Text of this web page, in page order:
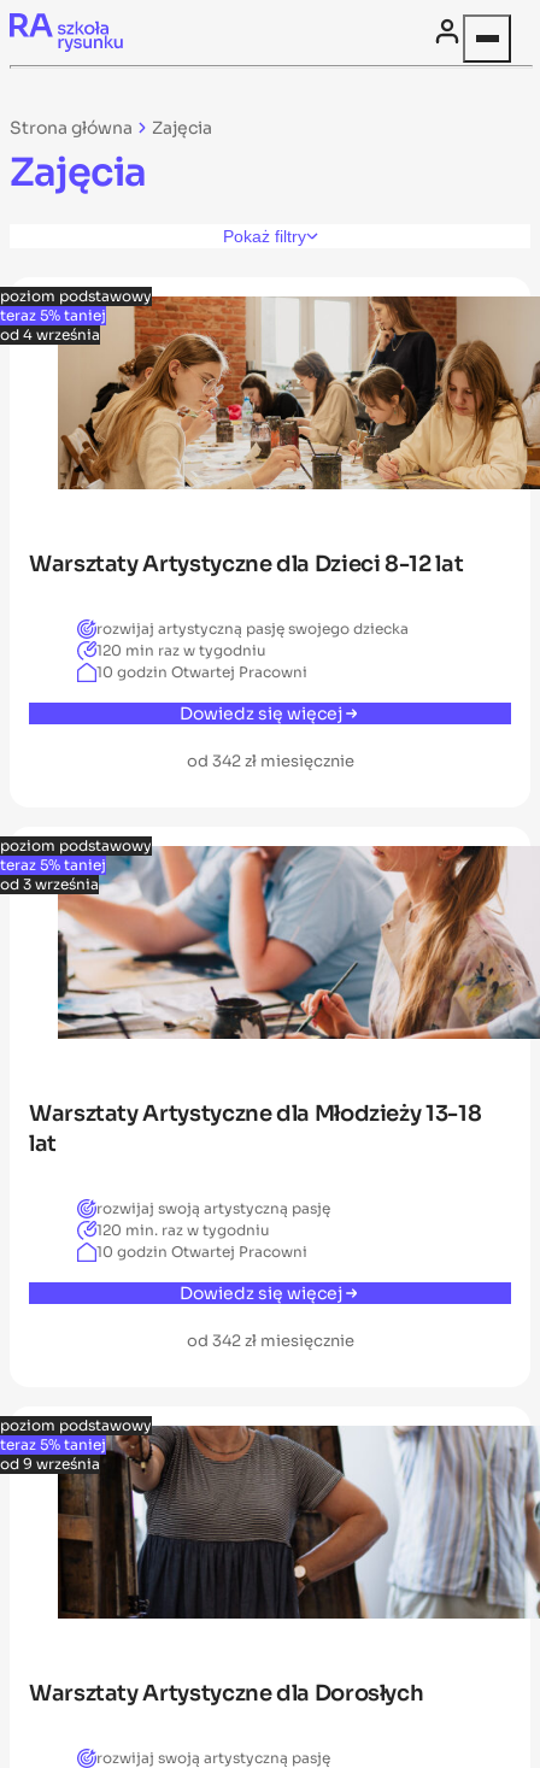
Skip to content
Strona główna Zajęcia
Zajęcia
Pokaż filtry
poziom podstawowy
teraz 5% taniej
od 4 września
Warsztaty Artystyczne dla Dzieci 8-12 lat
rozwijaj artystyczną pasję swojego dziecka
120 min raz w tygodniu
10 godzin Otwartej Pracowni
Dowiedz się więcej
od 342 zł miesięcznie
poziom podstawowy
teraz 5% taniej
od 3 września
Warsztaty Artystyczne dla Młodzieży 13-18
lat
rozwijaj swoją artystyczną pasję
120 min. raz w tygodniu
10 godzin Otwartej Pracowni
Dowiedz się więcej
od 342 zł miesięcznie
poziom podstawowy
teraz 5% taniej
od 9 września
Warsztaty Artystyczne dla Dorosłych
rozwijaj swoją artystyczną pasję